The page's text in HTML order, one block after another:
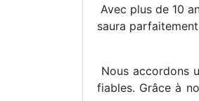
Avec plus de 10
saura
Nous accordons
fiables. Grâce à